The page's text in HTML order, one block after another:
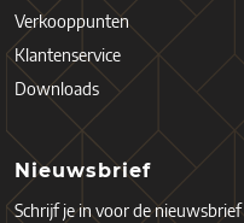
Verkooppunten
Klantenservice
Downloads
Nieuwsbrief
Schrijf je in voor de nieuwsbrief